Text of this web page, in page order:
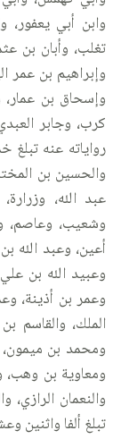
وابن أبي يعفور،
تغلب، وأبان بن
وإبراهيم بن عمر
وإسحاق بن
كرب، وجابر
رواياته عنه
والحسين بن
عبد الله،
وشعيب، وعاصم،
أعين، وعبد الله
وعبيد الله بن
وعمر بن أذينة،
الملك، والقاسم
ومحمد بن ميمون،
ومعاوية بن
والنعمان
تبلغ ألفا واثنين